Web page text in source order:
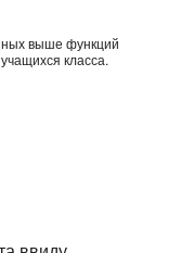
выше функций
класса.